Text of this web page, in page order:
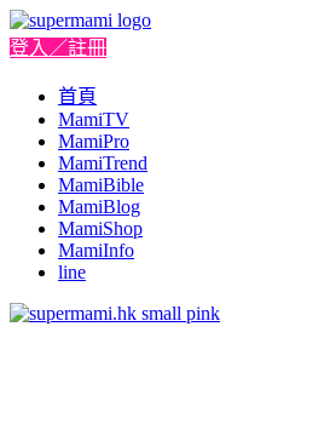
登入／註冊
首頁
MamiTV
MamiPro
MamiTrend
MamiBible
MamiBlog
MamiShop
MamiInfo
line